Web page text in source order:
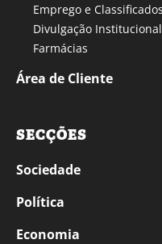
Emprego e Classificados
Divulgação Institucional
Farmácias
Área de Cliente
SECÇÕES
Sociedade
Política
Economia